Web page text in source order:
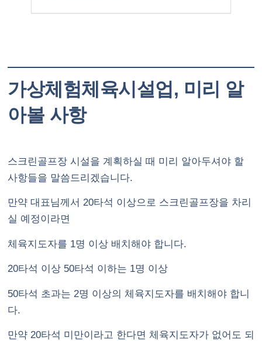
가상체험체육시설업, 미리 알
아볼 사항
스크린골프장 시설을 계획하실 때 미리 알아두셔야 할
사항들을 말씀드리겠습니다.
만약 대표님께서 20타석 이상으로 스크린골프장을 차리
실 예정이라면
체육지도자를 1명 이상 배치해야 합니다.
20타석 이상 50타석 이하는 1명 이상
50타석 초과는 2명 이상의 체육지도자를 배치해야 합니
다.
만약 20타석 미만이라고 한다면 체육지도자가 없어도 되